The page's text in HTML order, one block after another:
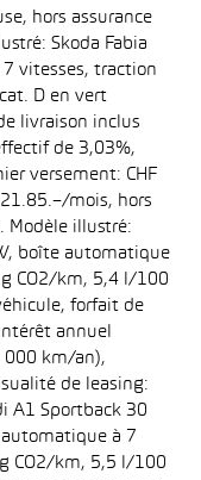
hors assurance
Skoda Fabia
vitesses, traction
D en vert
livraison inclus
de 3,03%,
versement: CHF
mois, hors
Modèle illustré:
boîte automatique
CO2/km, 5,4 l/100
forfait de
annuel
000 km/an),
de leasing:
A1 Sportback 30
à 7
CO2/km, 5,5 l/100